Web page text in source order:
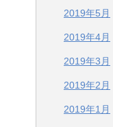
2019年5月
2019年4月
2019年3月
2019年2月
2019年1月